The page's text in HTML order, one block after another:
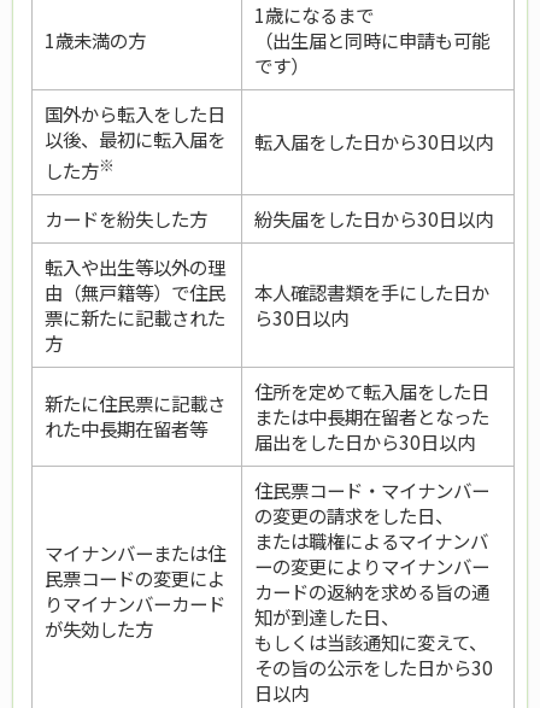
1歳未満の方
1歳になるまで
（出生届と同時に申請も可能
です）
国外から転入をした日
以後、最初に転入届を
した方※
転入届をした日から30日以内
カードを紛失した方
紛失届をした日から30日以内
転入や出生等以外の理
由（無戸籍等）で住民
票に新たに記載された
方
本人確認書類を手にした日か
ら30日以内
新たに住民票に記載さ
れた中長期在留者等
住所を定めて転入届をした日
または中長期在留者となった
届出をした日から30日以内
マイナンバーまたは住
民票コードの変更によ
りマイナンバーカード
が失効した方
住民票コード・マイナンバー
の変更の請求をした日、
または職権によるマイナンバ
ーの変更によりマイナンバー
カードの返納を求める旨の通
知が到達した日、
もしくは当該通知に変えて、
その旨の公示をした日から30
日以内